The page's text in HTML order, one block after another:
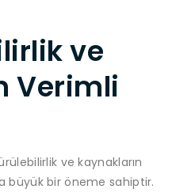
ve
Verimli
ve kaynakların
büyük bir öneme sahiptir.